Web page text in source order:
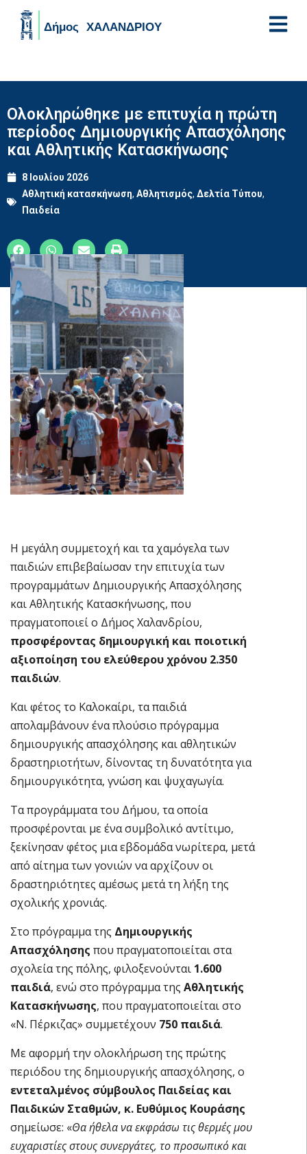
Ολοκληρώθηκε με επιτυχία η πρώτη
περίοδος Δημιουργικής Απασχόλησης
και Αθλητικής Κατασκήνωσης
8 Ιουλίου 2026
Αθλητική κατασκήνωση, Αθλητισμός, Δελτία Τύπου,
Παιδεία
Η μεγάλη συμμετοχή και τα χαμόγελα των
παιδιών επιβεβαίωσαν την επιτυχία των
προγραμμάτων Δημιουργικής Απασχόλησης
και Αθλητικής Κατασκήνωσης, που
πραγματοποιεί ο Δήμος Χαλανδρίου,
προσφέροντας δημιουργική και ποιοτική
αξιοποίηση του ελεύθερου χρόνου 2.350
παιδιών.
Και φέτος το Καλοκαίρι, τα παιδιά
απολαμβάνουν ένα πλούσιο πρόγραμμα
δημιουργικής απασχόλησης και αθλητικών
δραστηριοτήτων, δίνοντας τη δυνατότητα για
δημιουργικότητα, γνώση και ψυχαγωγία.
Τα προγράμματα του Δήμου, τα οποία
προσφέρονται με ένα συμβολικό αντίτιμο,
ξεκίνησαν φέτος μια εβδομάδα νωρίτερα, μετά
από αίτημα των γονιών να αρχίζουν οι
δραστηριότητες αμέσως μετά τη λήξη της
σχολικής χρονιάς.
Στο πρόγραμμα της Δημιουργικής
Απασχόλησης που πραγματοποιείται στα
σχολεία της πόλης, φιλοξενούνται 1.600
παιδιά, ενώ στο πρόγραμμα της Αθλητικής
Κατασκήνωσης, που πραγματοποιείται στο
«Ν. Πέρκιζας» συμμετέχουν 750 παιδιά.
Με αφορμή την ολοκλήρωση της πρώτης
περιόδου της δημιουργικής απασχόλησης, ο
εντεταλμένος σύμβουλος Παιδείας και
Παιδικών Σταθμών, κ. Ευθύμιος Κουράσης
σημείωσε: «Θα ήθελα να εκφράσω τις θερμές μου
ευχαριστίες στους συνεργάτες, το προσωπικό και